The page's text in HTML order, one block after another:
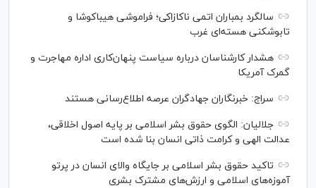
سالگرد بمباران اتمی ناکازاکی؛ فراموشی هیباکوشا و
تابوشکنی هسته‌ای غرب
هشدار کارشناسان درباره سیاست پنهان‌کاری اداره مهاجرت و
گمرک آمریکا
سراج: خبرنگاران جهادگران عرصه اطلاع‌رسانی هستند
جلالیان: الگوی حقوق بشر اسلامی بر پایه اصول اخلاقی،
عدالت الهی و کرامت ذاتی انسان بنا شده است
تاکید حقوق بشر اسلامی بر جایگاه والای انسان در پرتو
آموزه‌های اسلامی و ارزش‌های مشترک بشری